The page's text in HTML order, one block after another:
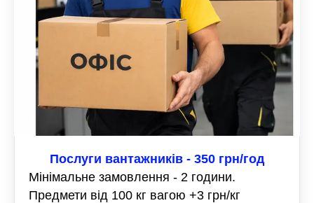
Послуги вантажників - 350 грн/год
Мінімальне замовлення - 2 години.
Предмети від 100 кг вагою +3 грн/кг